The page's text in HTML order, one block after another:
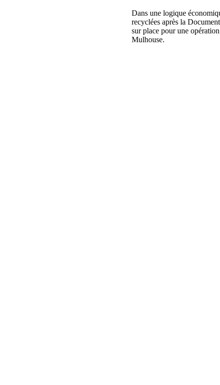
Dans une logique
recyclées après la
sur place pour une
Mulhouse.